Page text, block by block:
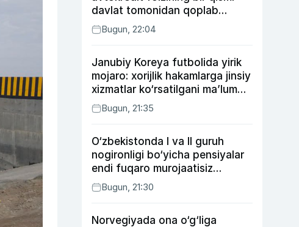
davlat tomonidan qoplab
berilishi mumkin
Bugun, 22:04
Janubiy Koreya futbolida yirik
mojaro: xorijlik hakamlarga jinsiy
xizmatlar ko‘rsatilgani ma’lum
qilindi
Bugun, 21:35
O‘zbekistonda I va II guruh
nogironligi bo‘yicha pensiyalar
endi fuqaro murojaatisiz
tayinlanishi mumkin
Bugun, 21:30
Norvegiyada ona o‘g‘liga